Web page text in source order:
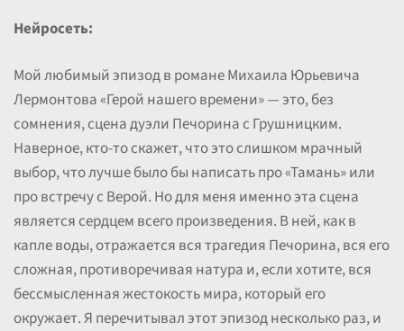
Нейросеть:
Мой любимый эпизод в романе Михаила Юрьевича
Лермонтова «Герой нашего времени» — это, без
сомнения, сцена дуэли Печорина с Грушницким.
Наверное, кто-то скажет, что это слишком мрачный
выбор, что лучше было бы написать про «Тамань» или
про встречу с Верой. Но для меня именно эта сцена
является сердцем всего произведения. В ней, как в
капле воды, отражается вся трагедия Печорина, вся его
сложная, противоречивая натура и, если хотите, вся
бессмысленная жестокость мира, который его
окружает. Я перечитывал этот эпизод несколько раз, и